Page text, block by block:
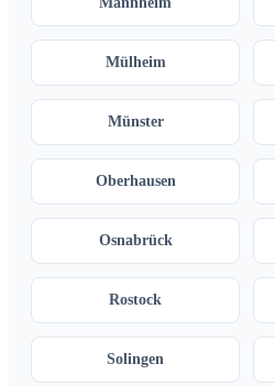
Mülheim
Münster
Oberhausen
Osnabrück
Rostock
Solingen